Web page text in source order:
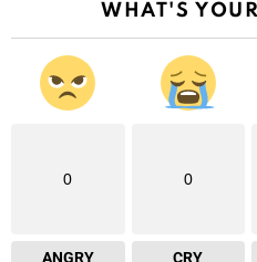
WHAT'S
0
ANGRY
0
CRY